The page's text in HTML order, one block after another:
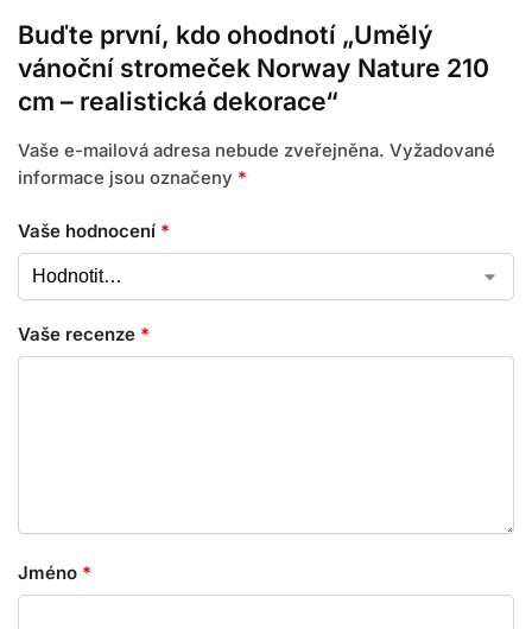
Buďte první, kdo ohodnotí „Umělý
vánoční stromeček Norway Nature 210
cm – realistická dekorace“
Vaše e-mailová adresa nebude zveřejněna. Vyžadované
informace jsou označeny *
Vaše hodnocení *
Vaše recenze *
Jméno *